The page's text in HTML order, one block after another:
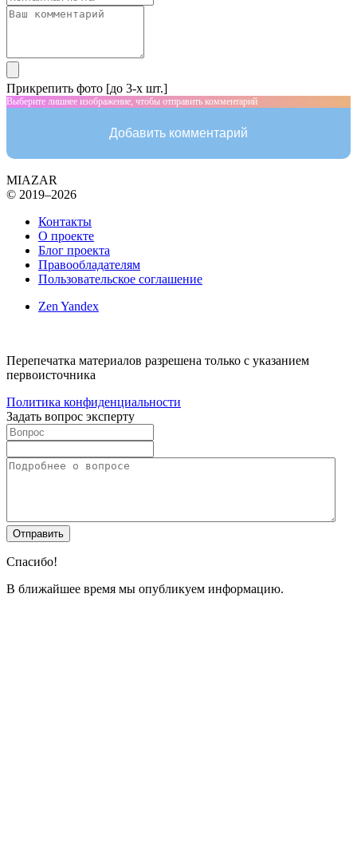
Прикрепить фото [до 3-х шт.]
Выберите лишнее изображение, чтобы отправить комментарий
Добавить комментарий
MIAZAR
© 2019–2026
Контакты
О проекте
Блог проекта
Правообладателям
Пользовательское соглашение
Zen Yandex
Перепечатка материалов разрешена только с указанием
первоисточника
Политика конфиденциальности
Задать вопрос эксперту
Спасибо!
В ближайшее время мы опубликуем информацию.